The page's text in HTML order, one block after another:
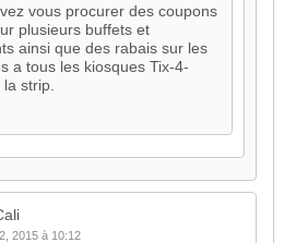
vous procurer des coupons
plusieurs buffets et
ainsi que des rabais sur les
a tous les kiosques Tix-4-
strip.
2015 à 10:12